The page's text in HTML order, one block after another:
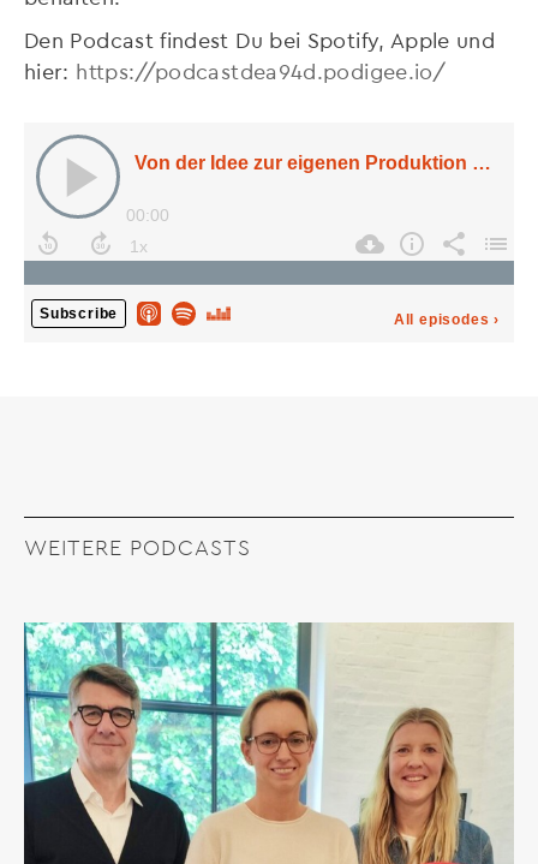
Den Podcast findest Du bei Spotify, Apple und
hier: https://podcastdea94d.podigee.io/
WEITERE PODCASTS